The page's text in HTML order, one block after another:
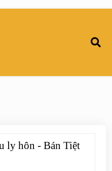
ly hôn - Bán Tiệt